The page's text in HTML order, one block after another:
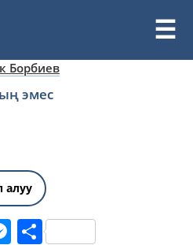
Борбиев
эмес
алуу
Messenger
Share